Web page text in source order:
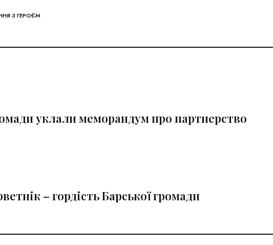
З ГЕРОЄМ
уклали меморандум про партнерство
– гордість Барської громади